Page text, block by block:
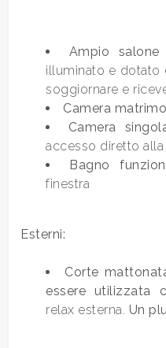
Ampio
illuminato e dotato
soggiornare e
Camera
Camera
accesso diretto
Bagno
finestra
Esterni:
Corte
essere utilizzata
relax esterna. Un
5